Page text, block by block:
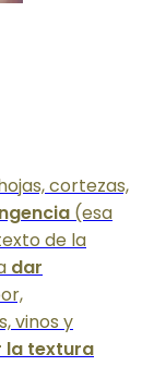
cortezas,
(esa
de la
dar
vinos y
la textura